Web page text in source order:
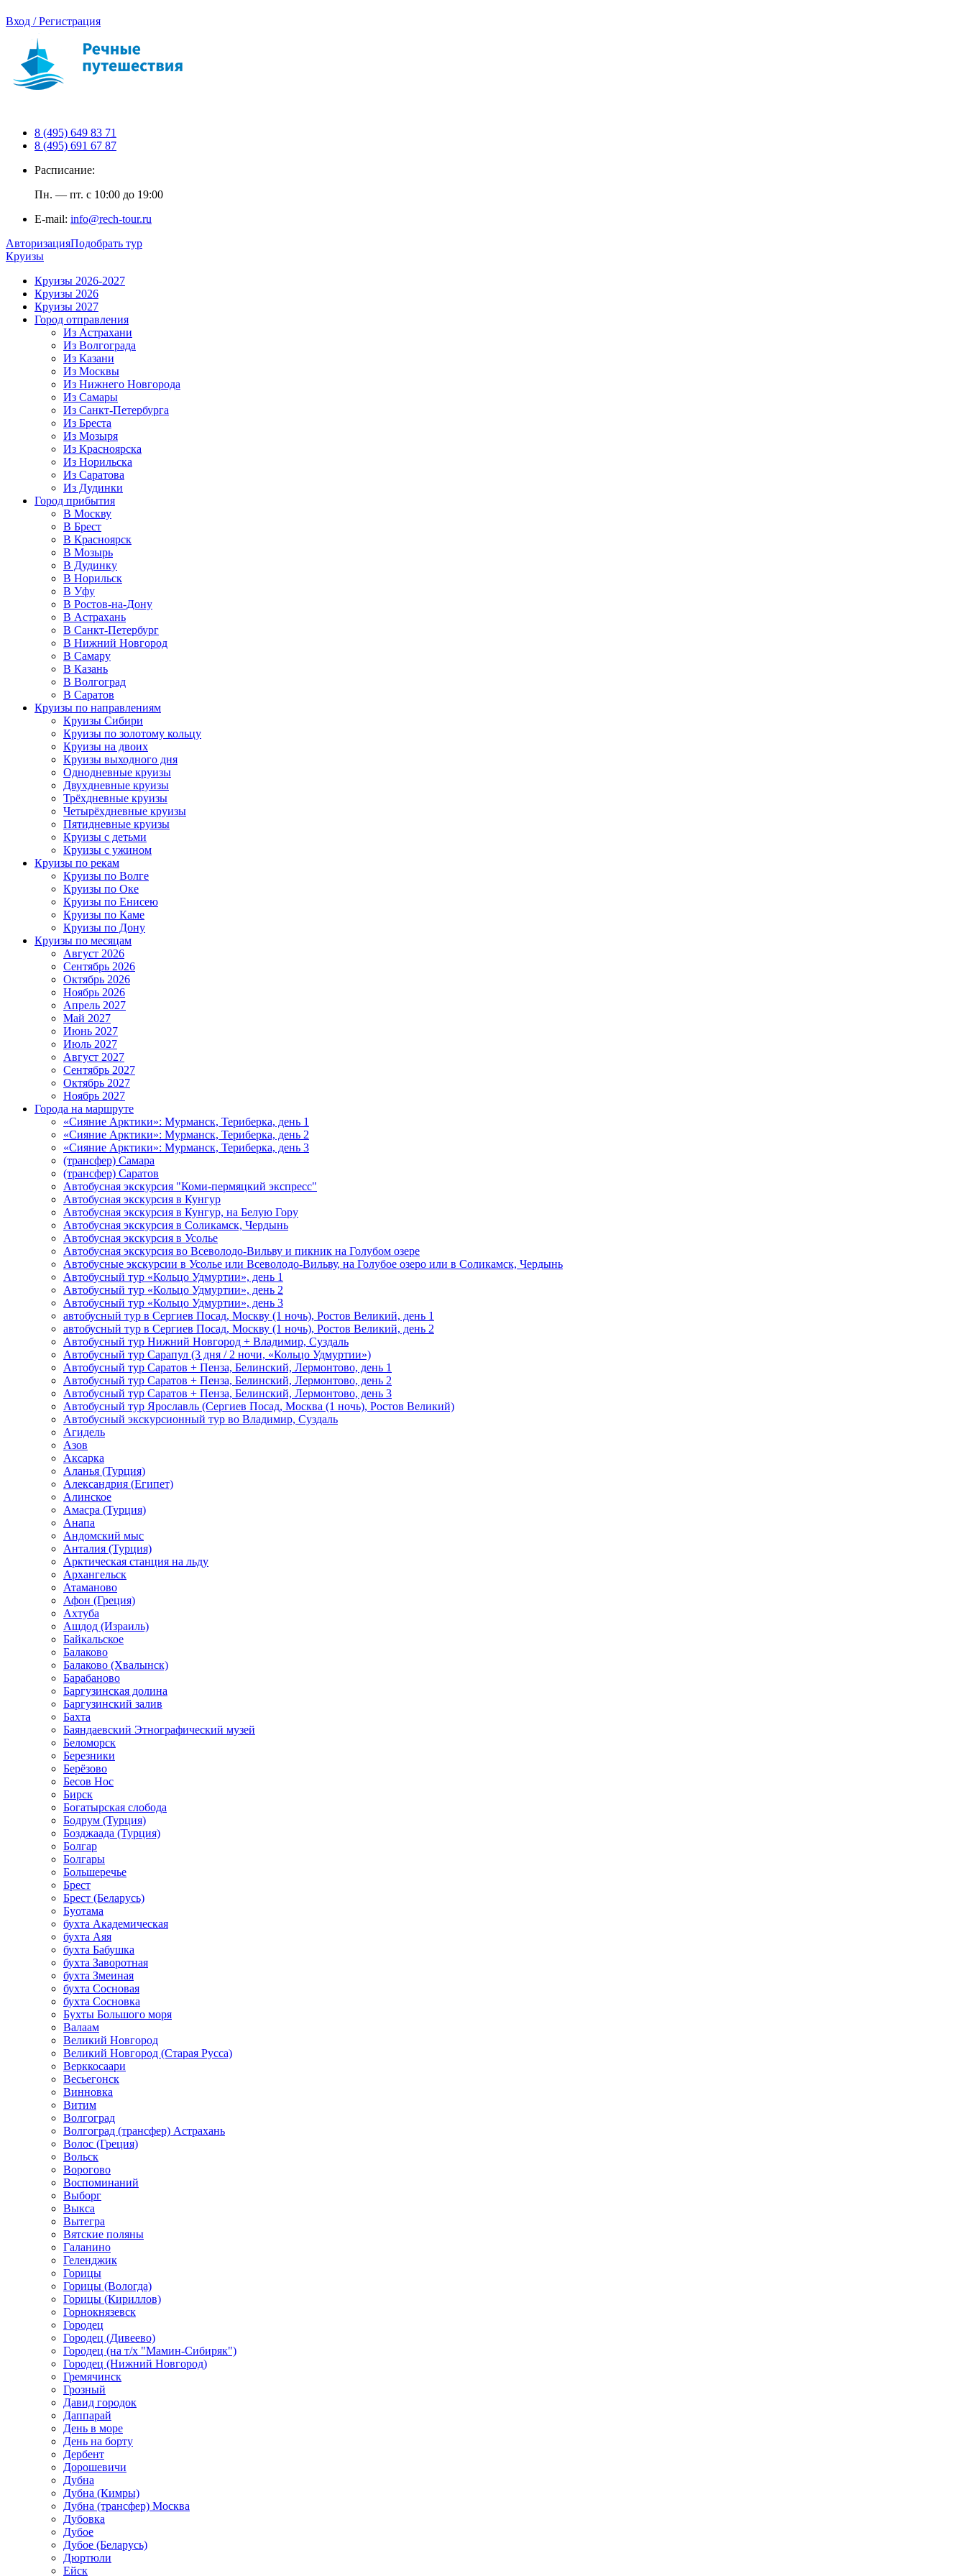
Вход / Регистрация
8 (495) 649 83 71
8 (495) 691 67 87
Расписание:
Пн. — пт. с 10:00 до 19:00
E-mail: info@rech-tour.ru
АвторизацияПодобрать тур
Круизы
Круизы 2026-2027
Круизы 2026
Круизы 2027
Город отправления
Из Астрахани
Из Волгограда
Из Казани
Из Москвы
Из Нижнего Новгорода
Из Самары
Из Санкт-Петербурга
Из Бреста
Из Мозыря
Из Красноярска
Из Норильска
Из Саратова
Из Дудинки
Город прибытия
В Москву
В Брест
В Красноярск
В Мозырь
В Дудинку
В Норильск
В Уфу
В Ростов-на-Дону
В Астрахань
В Санкт-Петербург
В Нижний Новгород
В Самару
В Казань
В Волгоград
В Саратов
Круизы по направлениям
Круизы Сибири
Круизы по золотому кольцу
Круизы на двоих
Круизы выходного дня
Однодневные круизы
Двухдневные круизы
Трёхдневные круизы
Четырёхдневные круизы
Пятидневные круизы
Круизы с детьми
Круизы с ужином
Круизы по рекам
Круизы по Волге
Круизы по Оке
Круизы по Енисею
Круизы по Каме
Круизы по Дону
Круизы по месяцам
Август 2026
Сентябрь 2026
Октябрь 2026
Ноябрь 2026
Апрель 2027
Май 2027
Июнь 2027
Июль 2027
Август 2027
Сентябрь 2027
Октябрь 2027
Ноябрь 2027
Города на маршруте
«Сияние Арктики»: Мурманск, Териберка, день 1
«Сияние Арктики»: Мурманск, Териберка, день 2
«Сияние Арктики»: Мурманск, Териберка, день 3
(трансфер) Самара
(трансфер) Саратов
Автобусная экскурсия "Коми-пермяцкий экспресс"
Автобусная экскурсия в Кунгур
Автобусная экскурсия в Кунгур, на Белую Гору
Автобусная экскурсия в Соликамск, Чердынь
Автобусная экскурсия в Усолье
Автобусная экскурсия во Всеволодо-Вильву и пикник на Голубом озере
Автобусные экскурсии в Усолье или Всеволодо-Вильву, на Голубое озеро или в Соликамск, Чердынь
Автобусный тур «Кольцо Удмуртии», день 1
Автобусный тур «Кольцо Удмуртии», день 2
Автобусный тур «Кольцо Удмуртии», день 3
автобусный тур в Сергиев Посад, Москву (1 ночь), Ростов Великий, день 1
автобусный тур в Сергиев Посад, Москву (1 ночь), Ростов Великий, день 2
Автобусный тур Нижний Новгород + Владимир, Суздаль
Автобусный тур Сарапул (3 дня / 2 ночи, «Кольцо Удмуртии»)
Автобусный тур Саратов + Пенза, Белинский, Лермонтово, день 1
Автобусный тур Саратов + Пенза, Белинский, Лермонтово, день 2
Автобусный тур Саратов + Пенза, Белинский, Лермонтово, день 3
Автобусный тур Ярославль (Сергиев Посад, Москва (1 ночь), Ростов Великий)
Автобусный экскурсионный тур во Владимир, Суздаль
Агидель
Азов
Аксарка
Аланья (Турция)
Александрия (Египет)
Алинское
Амасра (Турция)
Анапа
Андомский мыс
Анталия (Турция)
Арктическая станция на льду
Архангельск
Атаманово
Афон (Греция)
Ахтуба
Ашдод (Израиль)
Байкальское
Балаково
Балаково (Хвалынск)
Барабаново
Баргузинская долина
Баргузинский залив
Бахта
Баяндаевский Этнографический музей
Беломорск
Березники
Берёзово
Бесов Нос
Бирск
Богатырская слобода
Бодрум (Турция)
Бозджаада (Турция)
Болгар
Болгары
Большеречье
Брест
Брест (Беларусь)
Буотама
бухта Академическая
бухта Аяя
бухта Бабушка
бухта Заворотная
бухта Змеиная
бухта Сосновая
бухта Сосновка
Бухты Большого моря
Валаам
Великий Новгород
Великий Новгород (Старая Русса)
Верккосаари
Весьегонск
Винновка
Витим
Волгоград
Волгоград (трансфер) Астрахань
Волос (Греция)
Вольск
Ворогово
Воспоминаний
Выборг
Выкса
Вытегра
Вятские поляны
Галанино
Геленджик
Горицы
Горицы (Вологда)
Горицы (Кириллов)
Горнокнязевск
Городец
Городец (Дивеево)
Городец (на т/х "Мамин-Сибиряк")
Городец (Нижний Новгород)
Гремячинск
Грозный
Давид городок
Даппарай
День в море
День на борту
Дербент
Дорошевичи
Дубна
Дубна (Кимры)
Дубна (трансфер) Москва
Дубовка
Дубое
Дубое (Беларусь)
Дюртюли
Ейск